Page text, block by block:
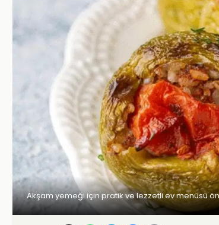
Akşam yemeği için pratik ve lezzetli ev menüsü